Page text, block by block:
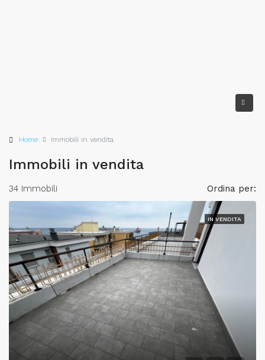
Home Immobili in vendita
Immobili in vendita
34 Immobili Ordina per:
IN VENDITA